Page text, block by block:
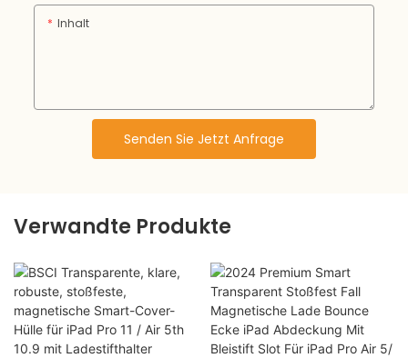
Inhalt
Senden Sie Jetzt Anfrage
Verwandte Produkte